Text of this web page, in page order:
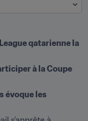
qatarienne la
à la Coupe
évoque les